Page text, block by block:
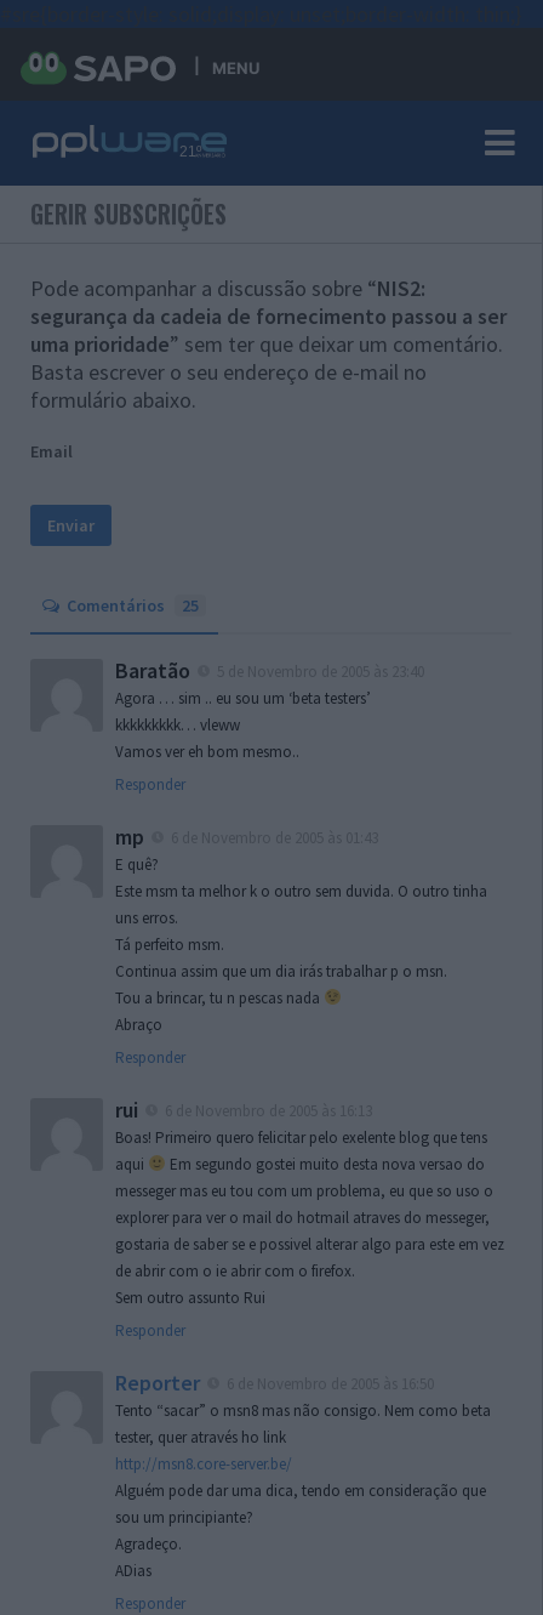
MENU
GERIR SUBSCRIÇÕES
Pode acompanhar a discussão sobre “NIS2:
segurança da cadeia de fornecimento passou a ser
uma prioridade” sem ter que deixar um comentário.
Basta escrever o seu endereço de e-mail no
formulário abaixo.
Email
Comentários 25
Baratão
Agora … sim .. eu sou um ‘beta testers’
kkkkkkkkk… vleww
Vamos ver eh bom mesmo..
Responder
mp
E quê?
Este msm ta melhor k o outro sem duvida. O outro tinha
uns erros.
Tá perfeito msm.
Continua assim que um dia irás trabalhar p o msn.
Tou a brincar, tu n pescas nada
Abraço
Responder
rui
Boas! Primeiro quero felicitar pelo exelente blog que tens
aqui
Em segundo gostei muito desta nova versao do
messeger mas eu tou com um problema, eu que so uso o
explorer para ver o mail do hotmail atraves do messeger,
gostaria de saber se e possivel alterar algo para este em vez
de abrir com o ie abrir com o firefox.
Sem outro assunto Rui
Responder
Reporter
Tento “sacar” o msn8 mas não consigo. Nem como beta
tester, quer através ho link
http://msn8.core-server.be/
Alguém pode dar uma dica, tendo em consideração que
sou um principiante?
Agradeço.
ADias
Responder